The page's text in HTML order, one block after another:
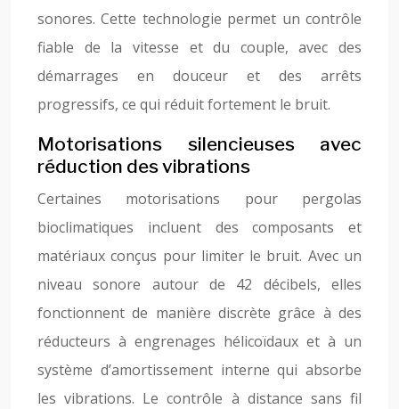
sonores. Cette technologie permet un contrôle
fiable de la vitesse et du couple, avec des
démarrages en douceur et des arrêts
progressifs, ce qui réduit fortement le bruit.
Motorisations silencieuses avec
réduction des vibrations
Certaines motorisations pour pergolas
bioclimatiques incluent des composants et
matériaux conçus pour limiter le bruit. Avec un
niveau sonore autour de 42 décibels, elles
fonctionnent de manière discrète grâce à des
réducteurs à engrenages hélicoïdaux et à un
système d’amortissement interne qui absorbe
les vibrations. Le contrôle à distance sans fil